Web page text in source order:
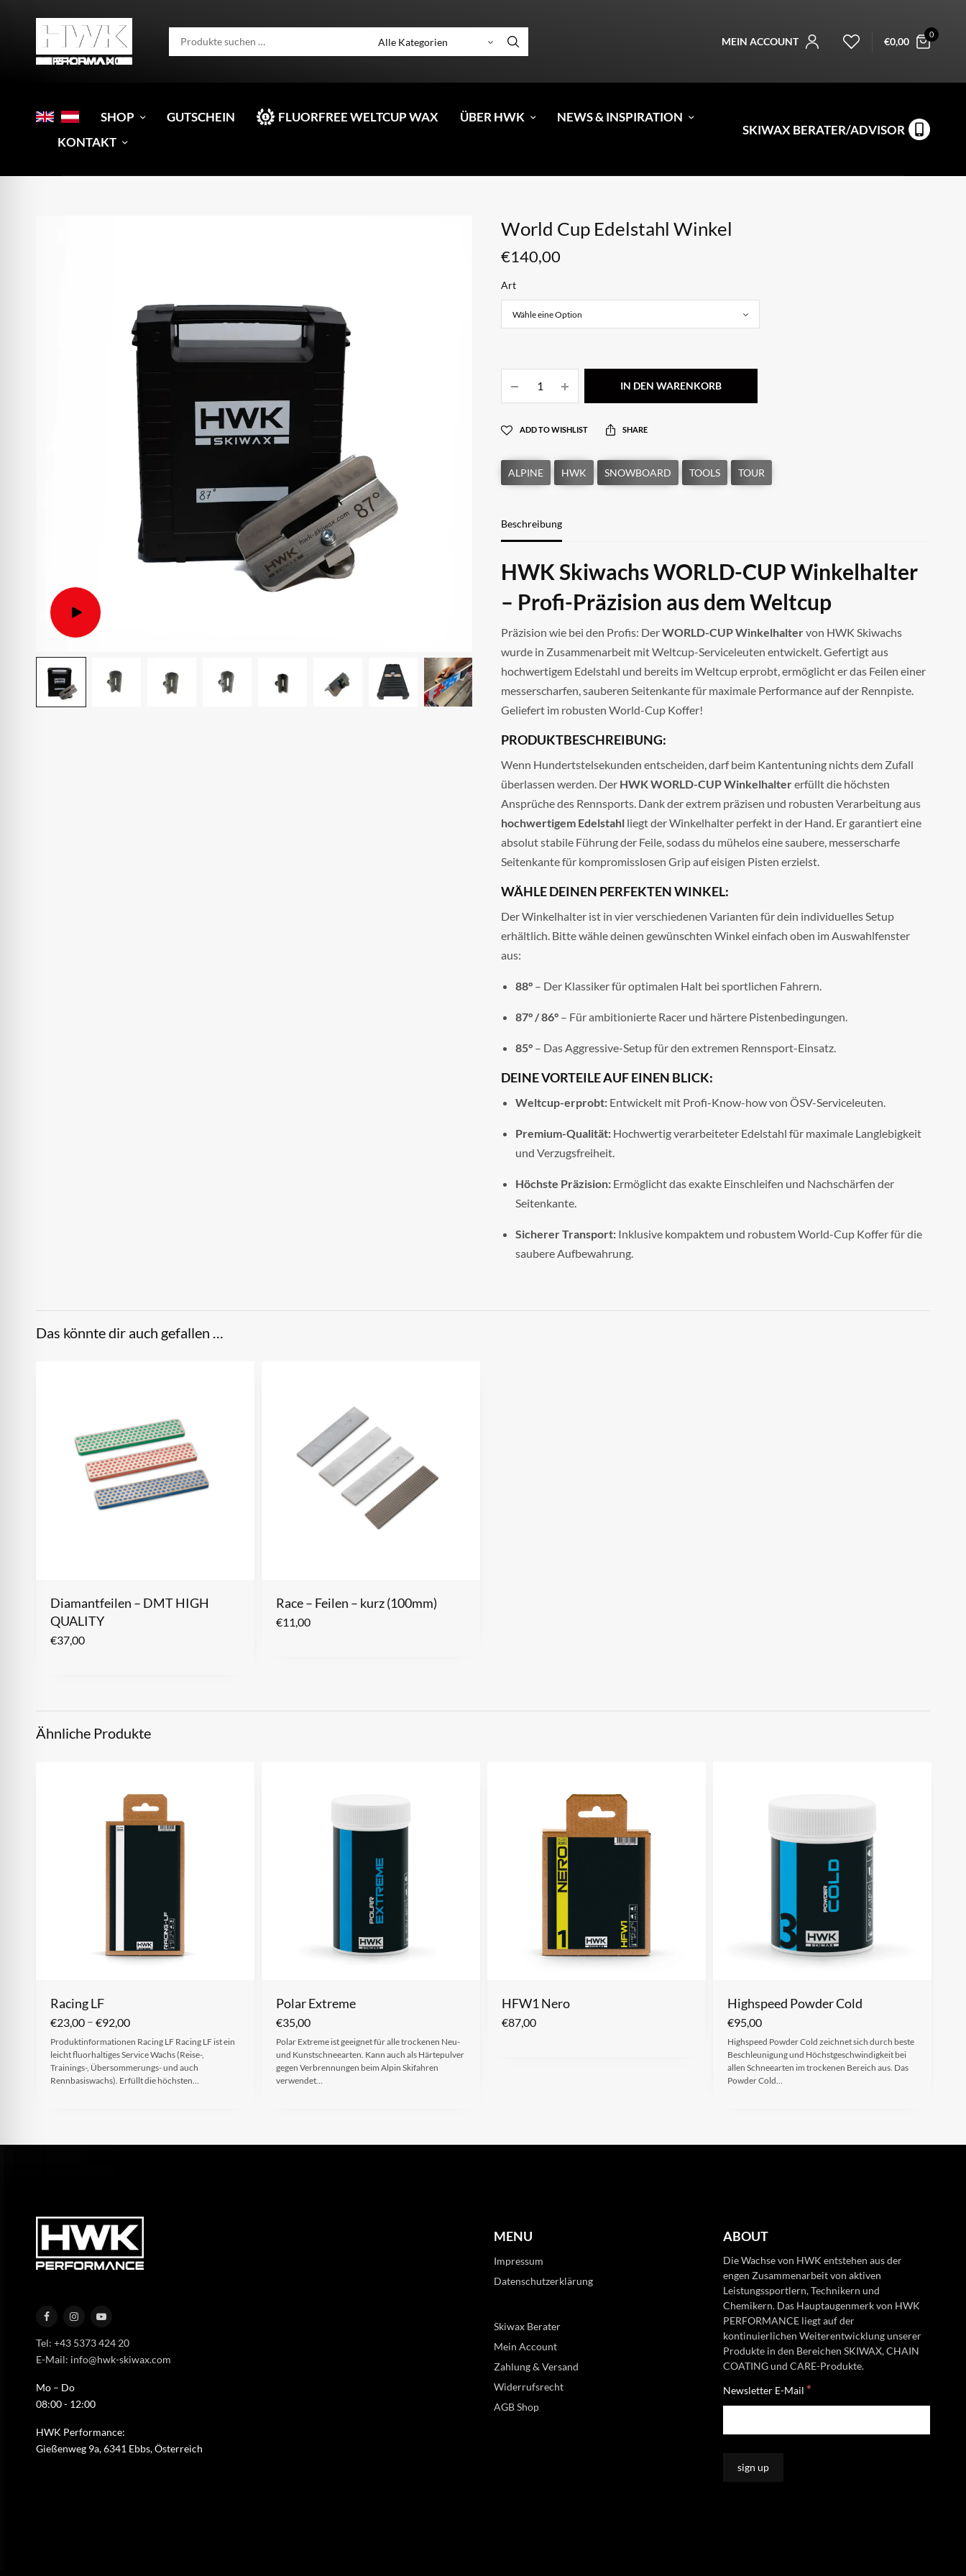
MEIN ACCOUNT €0,00
0
SHOP GUTSCHEIN FLUORFREE WELTCUP WAX ÜBER HWK
NEWS & INSPIRATION
KONTAKT
SKIWAX BERATER/ADVISOR
World Cup Edelstahl Winkel
€140,00
Art
IN DEN WARENKORB
ADD TO WISHLIST SHARE
Beschreibung
HWK Skiwachs WORLD-CUP Winkelhalter
– Profi-Präzision aus dem Weltcup
Präzision wie bei den Profis: DerWORLD-CUP Winkelhaltervon HWK Skiwachs
wurde in Zusammenarbeit mit Weltcup-Serviceleuten entwickelt. Gefertigt aus
hochwertigem Edelstahl und bereits im Weltcup erprobt, ermöglicht er das Feilen einer
messerscharfen, sauberen Seitenkante für maximale Performance auf der Rennpiste.
Geliefert im robusten World-Cup Koffer!
PRODUKTBESCHREIBUNG:
Wenn Hundertstelsekunden entscheiden, darf beim Kantentuning nichts dem Zufall
überlassen werden. Der HWK WORLD-CUP Winkelhaltererfüllt die höchsten
Ansprüche des Rennsports. Dank der extrem präzisen und robusten Verarbeitung aus
hochwertigem Edelstahl liegt der Winkelhalter perfekt in der Hand. Er garantiert eine
absolut stabile Führung der Feile, sodass du mühelos eine saubere, messerscharfe
Seitenkante für kompromisslosen Grip auf eisigen Pisten erzielst.
WÄHLE DEINEN PERFEKTEN WINKEL:
Der Winkelhalter ist in vier verschiedenen Varianten für dein individuelles Setup
erhältlich. Bitte wähle deinen gewünschten Winkel einfach oben im Auswahlfenster
aus:
88° – Der Klassiker für optimalen Halt bei sportlichen Fahrern.
87° / 86° – Für ambitionierte Racer und härtere Pistenbedingungen.
85° – Das Aggressive-Setup für den extremen Rennsport-Einsatz.
DEINE VORTEILE AUF EINEN BLICK:
Weltcup-erprobt: Entwickelt mit Profi-Know-how von ÖSV-Serviceleuten.
Premium-Qualität: Hochwertig verarbeiteter Edelstahl für maximale Langlebigkeit
und Verzugsfreiheit.
Höchste Präzision: Ermöglicht das exakte Einschleifen und Nachschärfen der
Seitenkante.
Sicherer Transport: Inklusive kompaktem und robustem World-Cup Koffer für die
saubere Aufbewahrung.
Das könnte dir auch gefallen …
Diamantfeilen – DMT HIGH
QUALITY
€37,00
Race – Feilen – kurz (100mm)
€11,00
Ähnliche Produkte
Racing LF
€23,00 – €92,00
Produktinformationen Racing LF Racing LF ist ein
leicht fluorhaltiges Service Wachs (Reise-,
Trainings-, Übersommerungs- und auch
Rennbasiswachs). Erfüllt die höchsten…
Polar Extreme
€35,00
Polar Extreme ist geeignet für alle trockenen Neu-
und Kunstschneearten. Kann auch als Härtepulver
gegen Verbrennungen beim Alpin Skifahren
verwendet…
HFW1 Nero
€87,00
Highspeed Powder Cold
€95,00
Highspeed Powder Cold zeichnet sich durch beste
Beschleunigung und Höchstgeschwindigkeit bei
allen Schneearten im trockenen Bereich aus. Das
Powder Cold…
Tel: +43 5373 424 20
E-Mail: info@hwk-skiwax.com
Mo – Do
08:00 - 12:00
HWK Performance:
Gießenweg 9a, 6341 Ebbs, Österreich
MENU
Impressum
Datenschutzerklärung
Skiwax Berater
Mein Account
Zahlung & Versand
Widerrufsrecht
AGB Shop
ABOUT
Die Wachse von HWK entstehen aus der
engen Zusammenarbeit von aktiven
Leistungssportlern, Technikern und
Chemikern. Das Hauptaugenmerk von HWK
PERFORMANCE liegt auf der
kontinuierlichen Weiterentwicklung unserer
Produkte in den Bereichen SKIWAX, CHAIN
COATING und CARE-Produkte.
Newsletter E-Mail *